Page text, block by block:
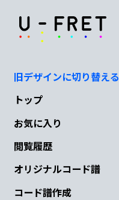
旧デザインに切り替える
トップ
お気に入り
閲覧履歴
オリジナルコード譜
コード譜作成